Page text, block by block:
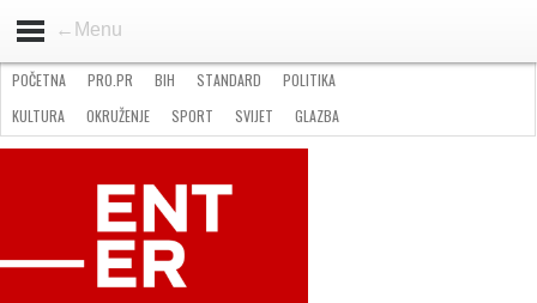
←Menu
STANDARD
GOSPODARSTVO
OKRUŽENJE
POČETNA PRO.PR BIH STANDARD
POLITIKA
KULTURA
OKRUŽENJE SPORT SVIJET
GLAZBA
NATJEČAJI
FILMING LOCATION IN BH KONTAKT